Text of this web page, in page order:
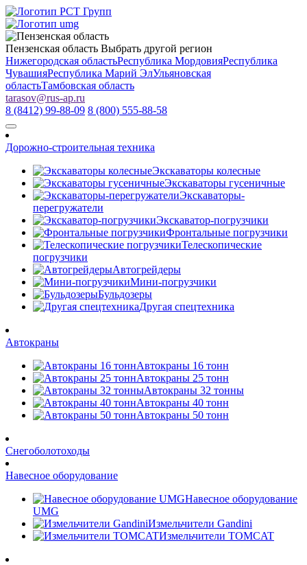
Пензенская область Выбрать другой регион
Нижегородская областьРеспублика МордовияРеспублика
ЧувашияРеспублика Марий ЭлУльяновская
областьТамбовская область
tarasov@rus-ap.ru
8 (8412) 99-88-09 8 (800) 555-88-58
Дорожно-строительная техника
Экскаваторы колесные
Экскаваторы гусеничные
Экскаваторы-
перегружатели
Экскаватор-погрузчики
Фронтальные погрузчики
Телескопические
погрузчики
Автогрейдеры
Мини-погрузчики
Бульдозеры
Другая спецтехника
Автокраны
Автокраны 16 тонн
Автокраны 25 тонн
Автокраны 32 тонны
Автокраны 40 тонн
Автокраны 50 тонн
Снегоболотоходы
Навесное оборудование
Навесное оборудование
UMG
Измельчители Gandini
Измельчители TOMCAT